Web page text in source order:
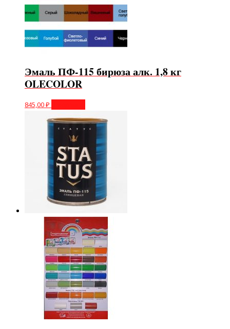
Эмаль ПФ-115 бирюза алк. 1,8 кг
OLECOLOR
845,00₽